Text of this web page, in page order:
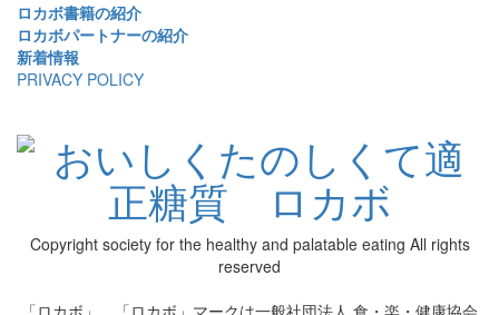
ロカボ書籍の紹介
ロカボパートナーの紹介
新着情報
PRIVACY POLICY
Copyright society for the healthy and palatable eating All rights
reserved